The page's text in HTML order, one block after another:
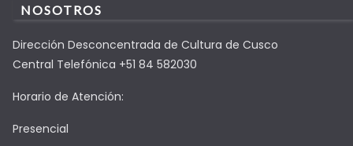
NOSOTROS
Dirección Desconcentrada de Cultura de Cusco
Central Telefónica +51 84 582030
Horario de Atención:
Presencial